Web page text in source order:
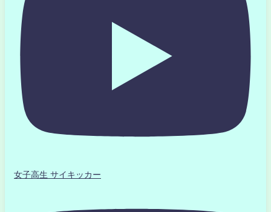
女子高生 サイキッカー